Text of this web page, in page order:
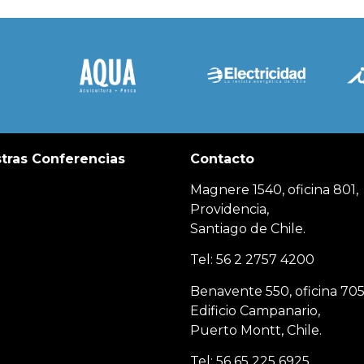
Conferencias Contacto
Magnere 1540, oficina 801,
Providencia,
Santiago de Chile.
Tel: 56 2 2757 4200
Benavente 550, oficina
Edificio Campanario,
Puerto Montt, Chile.